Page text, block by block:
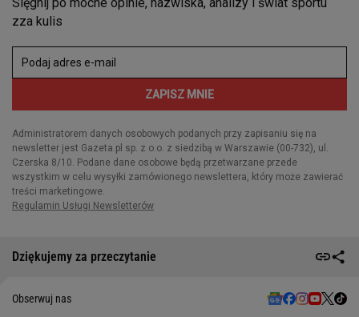
Dziękujemy za przeczytanie
Obserwuj nas